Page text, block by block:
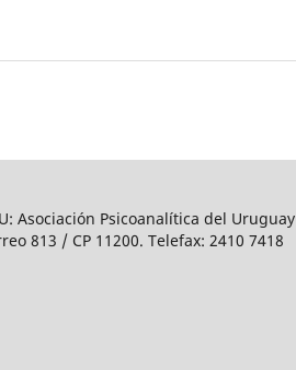
Asociación Psicoanalítica del Uruguay
813 / CP 11200. Telefax: 2410 7418